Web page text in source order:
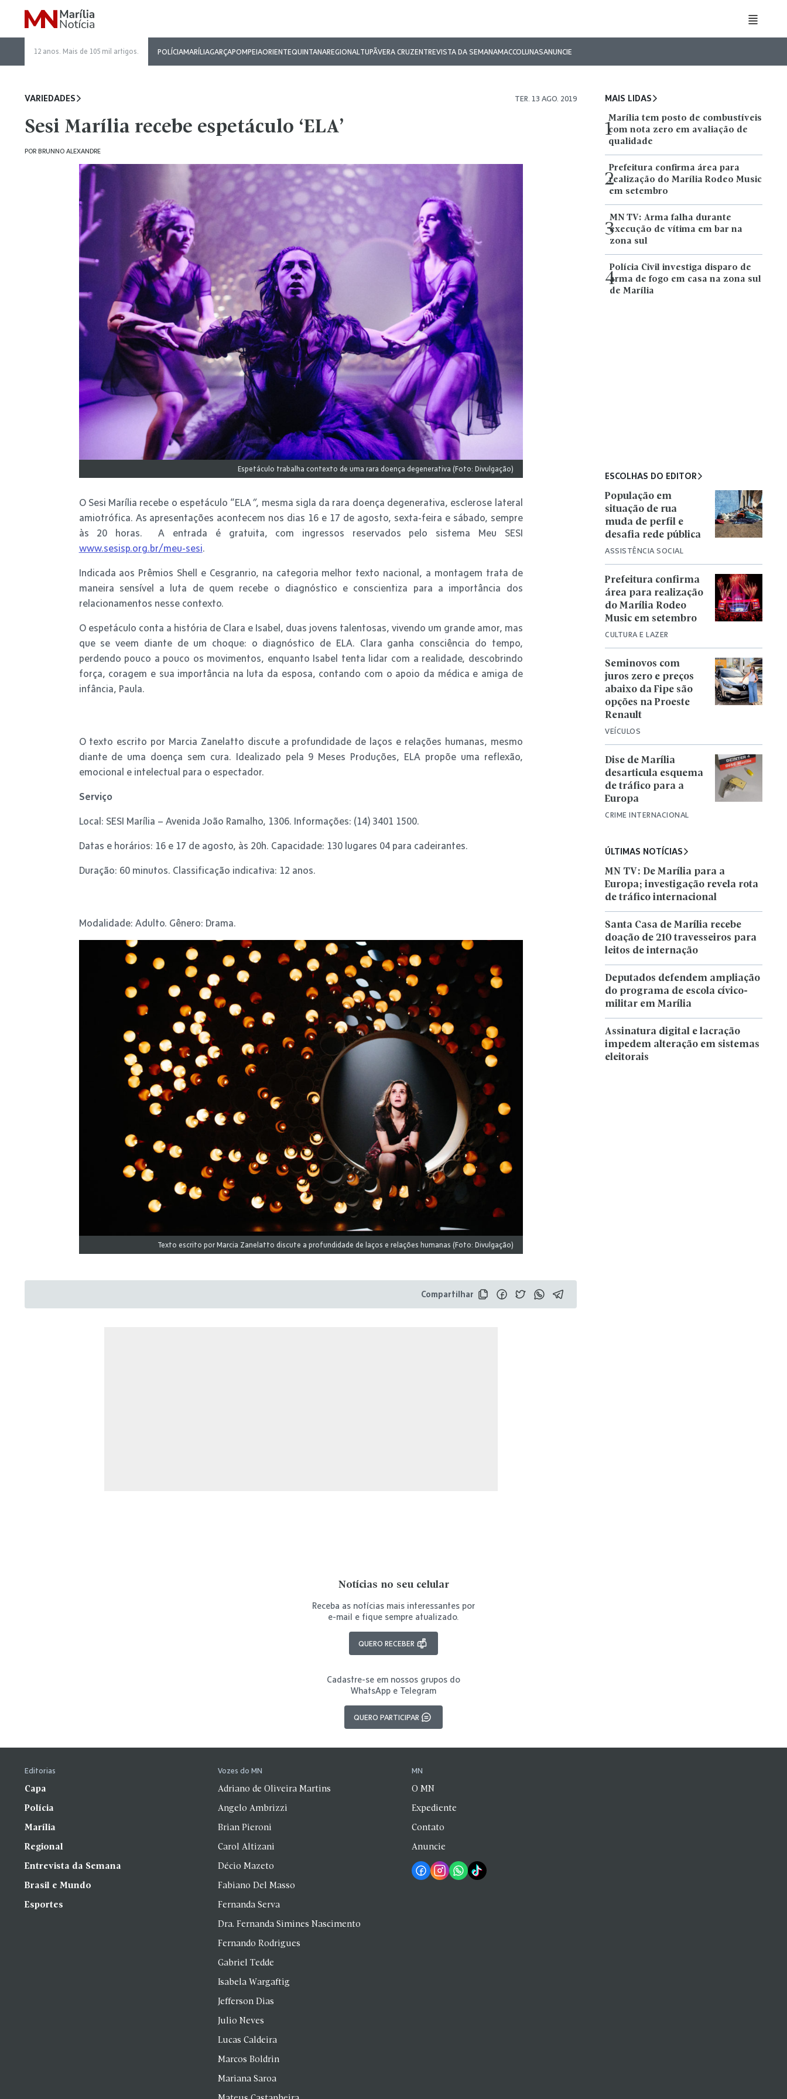
12 anos. Mais de 105 mil artigos. POLÍCIAMARÍLIAGARÇAPOMPEIAORIENTEQUINTANAREGIONALTUPÃVERA CRUZENTREVISTA DA SEMANAMACCOLUNASANUNCIE
VARIEDADES TER. 13 AGO. 2019
Sesi Marília recebe espetáculo ‘ELA’
POR BRUNNO ALEXANDRE
Espetáculo trabalha contexto de uma rara doença degenerativa (Foto: Divulgação)
O Sesi Marília recebe o espetáculo “ELA ”, mesma sigla da rara doença degenerativa, esclerose lateral
amiotrófica. As apresentações acontecem nos dias 16 e 17 de agosto, sexta-feira e sábado, sempre
às 20 horas. A entrada é gratuita, com ingressos reservados pelo sistema Meu SESI
www.sesisp.org.br/meu-sesi.
Indicada aos Prêmios Shell e Cesgranrio, na categoria melhor texto nacional, a montagem trata de
maneira sensível a luta de quem recebe o diagnóstico e conscientiza para a importância dos
relacionamentos nesse contexto.
O espetáculo conta a história de Clara e Isabel, duas jovens talentosas, vivendo um grande amor, mas
que se veem diante de um choque: o diagnóstico de ELA. Clara ganha consciência do tempo,
perdendo pouco a pouco os movimentos, enquanto Isabel tenta lidar com a realidade, descobrindo
força, coragem e sua importância na luta da esposa, contando com o apoio da médica e amiga de
infância, Paula.
O texto escrito por Marcia Zanelatto discute a profundidade de laços e relações humanas, mesmo
diante de uma doença sem cura. Idealizado pela 9 Meses Produções, ELA propõe uma reflexão,
emocional e intelectual para o espectador.
Serviço
Local: SESI Marília – Avenida João Ramalho, 1306. Informações: (14) 3401 1500.
Datas e horários: 16 e 17 de agosto, às 20h. Capacidade: 130 lugares 04 para cadeirantes.
Duração: 60 minutos. Classificação indicativa: 12 anos.
Modalidade: Adulto. Gênero: Drama.
Texto escrito por Marcia Zanelatto discute a profundidade de laços e relações humanas (Foto: Divulgação)
Compartilhar
MAIS LIDAS
1
Marília tem posto de combustíveis
com nota zero em avaliação de
qualidade
2
Prefeitura confirma área para
realização do Marília Rodeo Music
em setembro
3
MN TV: Arma falha durante
execução de vítima em bar na
zona sul
4
Polícia Civil investiga disparo de
arma de fogo em casa na zona sul
de Marília
ESCOLHAS DO EDITOR
ASSISTÊNCIA SOCIAL
População em
situação de rua
muda de perfil e
desafia rede pública
CULTURA E LAZER
Prefeitura confirma
área para realização
do Marília Rodeo
Music em setembro
VEÍCULOS
Seminovos com
juros zero e preços
abaixo da Fipe são
opções na Proeste
Renault
CRIME INTERNACIONAL
Dise de Marília
desarticula esquema
de tráfico para a
Europa
ÚLTIMAS NOTÍCIAS
MN TV: De Marília para a
Europa; investigação revela rota
de tráfico internacional
Santa Casa de Marília recebe
doação de 210 travesseiros para
leitos de internação
Deputados defendem ampliação
do programa de escola cívico-
militar em Marília
Assinatura digital e lacração
impedem alteração em sistemas
eleitorais
Notícias no seu celular
Receba as notícias mais interessantes por
e-mail e fique sempre atualizado.
QUERO RECEBER
Cadastre-se em nossos grupos do
WhatsApp e Telegram
QUERO PARTICIPAR
Editorias
Capa
Polícia
Marília
Regional
Entrevista da Semana
Brasil e Mundo
Esportes
Vozes do MN
Adriano de Oliveira Martins
Angelo Ambrizzi
Brian Pieroni
Carol Altizani
Décio Mazeto
Fabiano Del Masso
Fernanda Serva
Dra. Fernanda Simines Nascimento
Fernando Rodrigues
Gabriel Tedde
Isabela Wargaftig
Jefferson Dias
Julio Neves
Lucas Caldeira
Marcos Boldrin
Mariana Saroa
MN
O MN
Expediente
Contato
Anuncie